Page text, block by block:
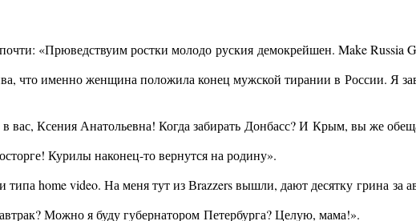
«Прюведствуим ростки молодо руския демокрейшен. Make Russia
что именно женщина положила конец мужской тирании в России. Я
Ксения Анатольевна! Когда забирать Донбасс? И Крым, вы же
Курилы наконец-то вернутся на родину».
home video. На меня тут из Вrazzers вышли, дают десятку грина за
Можно я буду губернатором Петербурга? Целую, мама!».